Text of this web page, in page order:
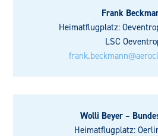
Frank
Heimatflugplatz:
LSC
Wolli Beyer –
Heimatflugplatz: